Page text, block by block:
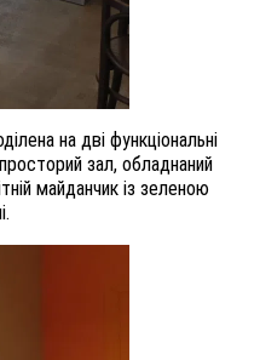
на дві функціональні
зал, обладнаний
майданчик із зеленою